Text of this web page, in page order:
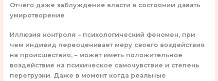
Отчего даже заблуждение власти в состоянии давать
умиротворение
Иллюзия контроля – психологический феномен, при
чем индивид переоценивает меру своего воздействия
на происшествия, – может иметь положительное
воздействие на психическое самочувствие и степень
перегрузки. Даже в момент когда реальные